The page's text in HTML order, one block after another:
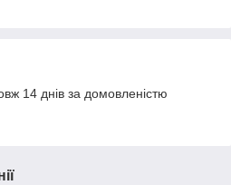
14 днів за домовленістю